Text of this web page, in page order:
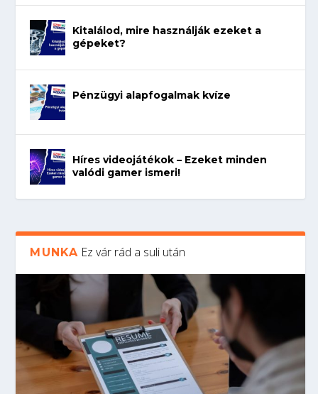
Kitalálod, mire használják ezeket a
gépeket?
Pénzügyi alapfogalmak kvíze
Híres videojátékok – Ezeket minden
valódi gamer ismeri!
MUNKA Ez vár rád a suli után